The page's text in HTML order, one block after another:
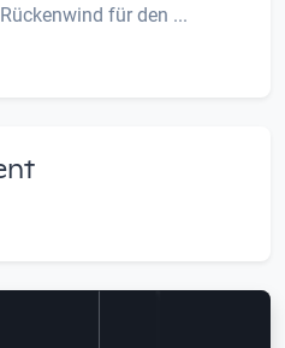
für den ...